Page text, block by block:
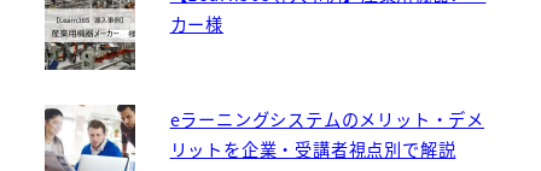
カー様
eラーニングシステムのメリット・デメ
リットを企業・受講者視点別で解説